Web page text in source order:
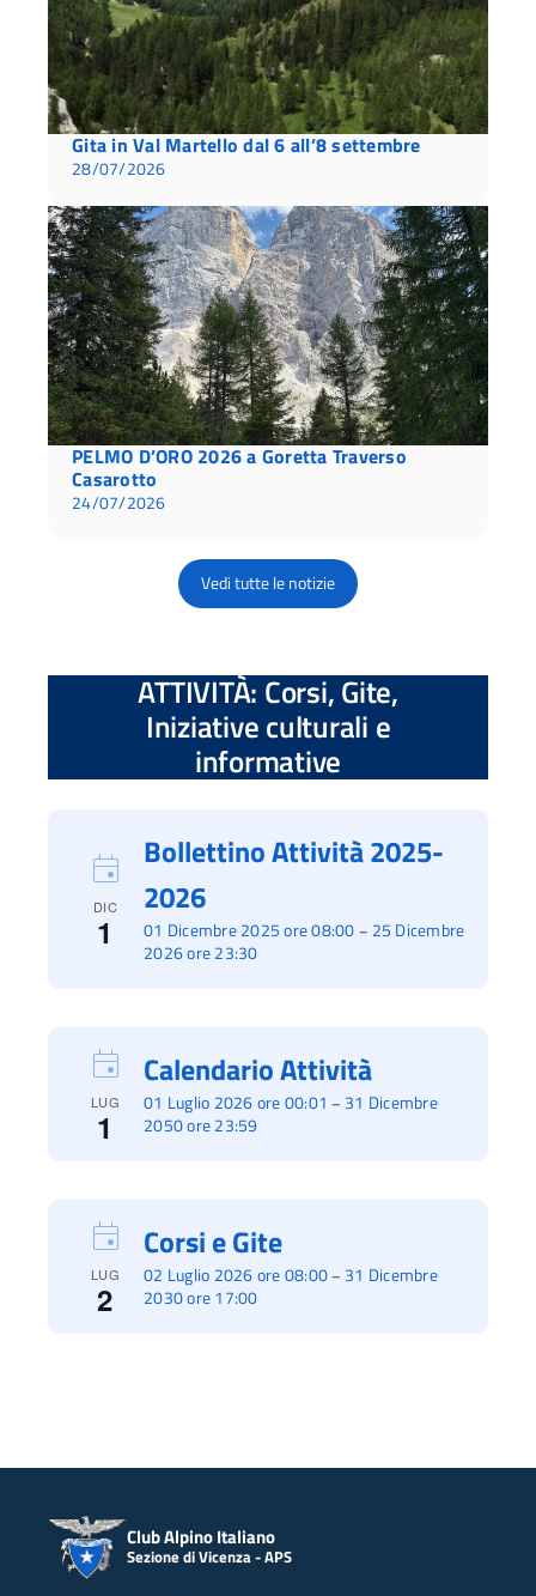
Gita in Val Martello dal 6 all’8 settembre
28/07/2026
PELMO D’ORO 2026 a Goretta Traverso
Casarotto
24/07/2026
Vedi tutte le notizie
ATTIVITÀ: Corsi, Gite,
Iniziative culturali e
informative
DIC
1 01 Dicembre 2025 ore 08:00 – 25 Dicembre
2026 ore 23:30
Bollettino Attività 2025-
2026
LUG
1
01 Luglio 2026 ore 00:01 – 31 Dicembre
2050 ore 23:59
Calendario Attività
LUG
2
02 Luglio 2026 ore 08:00– 31 Dicembre
2030 ore 17:00
Corsi e Gite
Club Alpino Italiano
Sezione di Vicenza - APS